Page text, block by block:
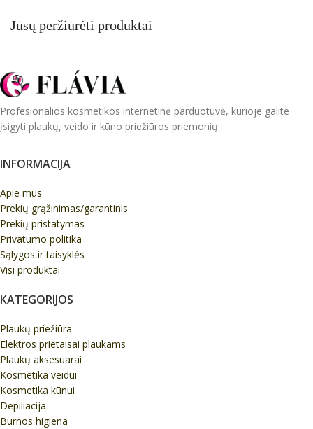
Jūsų peržiūrėti produktai
Profesionalios kosmetikos internetinė parduotuvė, kurioje galite
įsigyti plaukų, veido ir kūno priežiūros priemonių.
INFORMACIJA
Apie mus
Prekių grąžinimas/garantinis
Prekių pristatymas
Privatumo politika
Sąlygos ir taisyklės
Visi produktai
KATEGORIJOS
Plaukų priežiūra
Elektros prietaisai plaukams
Plaukų aksesuarai
Kosmetika veidui
Kosmetika kūnui
Depiliacija
Burnos higiena